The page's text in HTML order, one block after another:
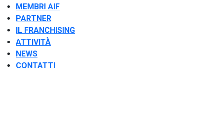
MEMBRI AIF
PARTNER
IL FRANCHISING
ATTIVITÀ
NEWS
CONTATTI